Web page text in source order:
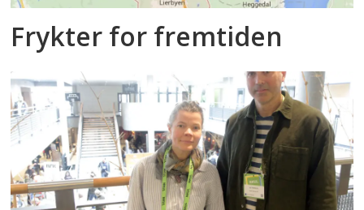
Frykter for fremtiden